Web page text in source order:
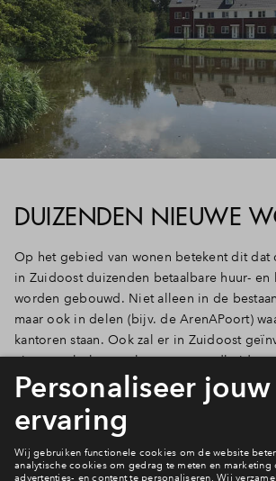
DUIZENDEN NIEUWE
Op het gebied van wonen betekent dit dat
in Zuidoost duizenden betaalbare huur-
worden gebouwd. Niet alleen in de
maar ook in delen (bijv. de ArenAPoort)
kantoren staan. Ook zal er in Zuidoost
nieuwe scholen, parken en
verwachting is dat Zuidoost tot 2030 met
bewoners zal groeien.